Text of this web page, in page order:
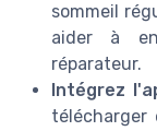
sommeil
aider à
réparateur.
Intégrez
télécharger